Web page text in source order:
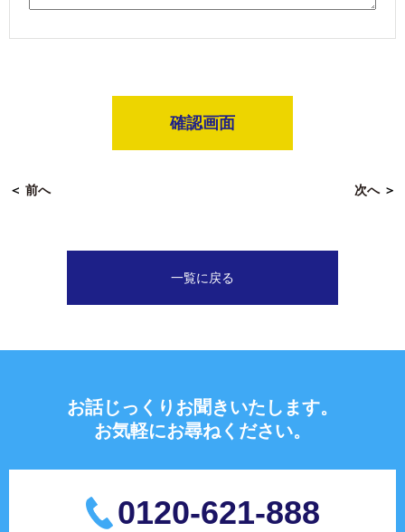
確認画面
＜ 前へ 次へ＞
一覧に戻る
お話じっくりお聞きいたします。
お気軽にお尋ねください。
0120-621-888